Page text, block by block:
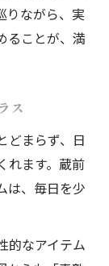
りながら、実
ることが、満
ス
どまらず、日
れます。蔵前
は、毎日を少
的なアイテム